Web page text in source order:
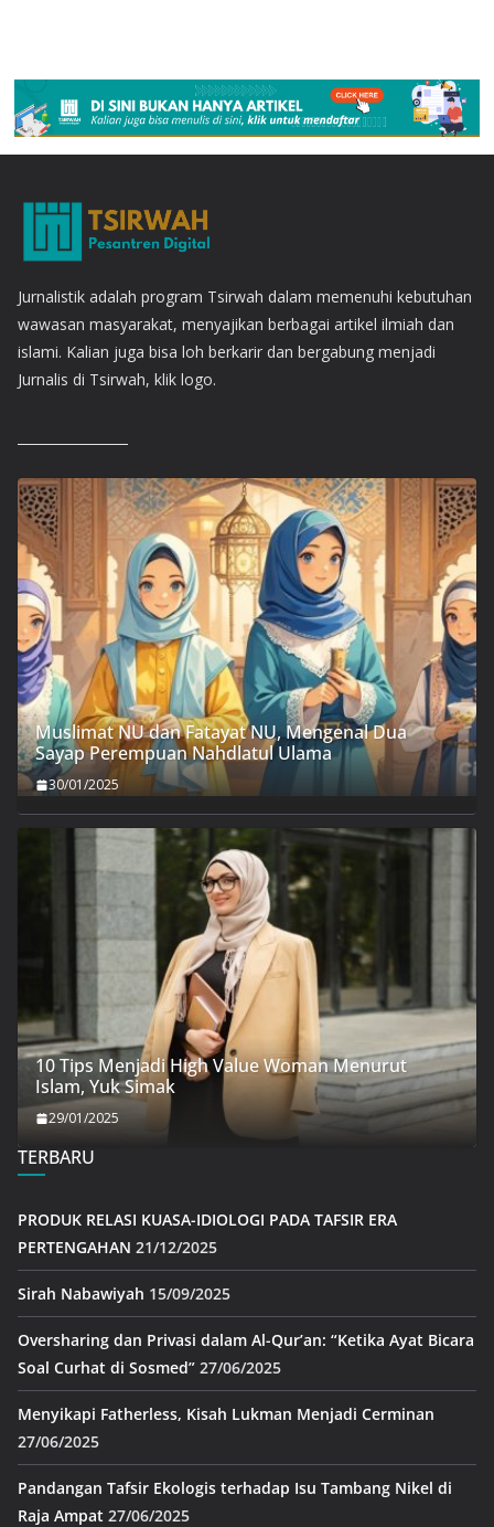
Jurnalistik adalah program Tsirwah dalam memenuhi kebutuhan
wawasan masyarakat, menyajikan berbagai artikel ilmiah dan
islami. Kalian juga bisa loh berkarir dan bergabung menjadi
Jurnalis di Tsirwah, klik logo.
Muslimat NU dan Fatayat NU, Mengenal Dua
Sayap Perempuan Nahdlatul Ulama
30/01/2025
10 Tips Menjadi High Value Woman Menurut
Islam, Yuk Simak
29/01/2025
TERBARU
PRODUK RELASI KUASA-IDIOLOGI PADA TAFSIR ERA
PERTENGAHAN 21/12/2025
Sirah Nabawiyah 15/09/2025
Oversharing dan Privasi dalam Al-Qur’an: “Ketika Ayat Bicara
Soal Curhat di Sosmed” 27/06/2025
Menyikapi Fatherless, Kisah Lukman Menjadi Cerminan
27/06/2025
Pandangan Tafsir Ekologis terhadap Isu Tambang Nikel di
Raja Ampat 27/06/2025